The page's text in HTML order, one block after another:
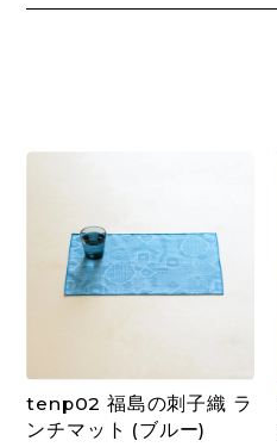
tenp02 福島の刺子織 ラ
ンチマット (ブルー)